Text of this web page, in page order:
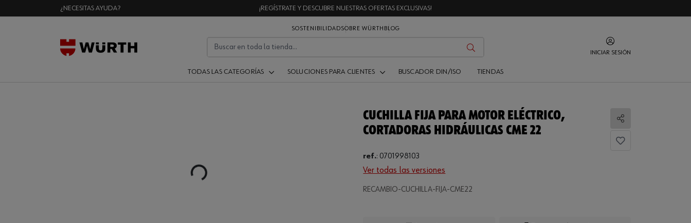
¿NECESITAS AYUDA? ¡REGÍSTRATE Y DESCUBRE NUESTRAS OFERTAS EXCLUSIVAS!
SOSTENIBILIDADSOBRE WÜRTH BLOG
INICIAR SESIÓN
TODAS LAS CATEGORÍAS SOLUCIONES PARA CLIENTES BUSCADOR DIN/ISO TIENDAS
Loading...
CUCHILLA FIJA PARA MOTOR ELÉCTRICO,
CORTADORAS HIDRÁULICAS CME 22
Compartir
ref.: 0701998103
Ver todas las versiones
RECAMBIO-CUCHILLA-FIJA-CME22
Loading...